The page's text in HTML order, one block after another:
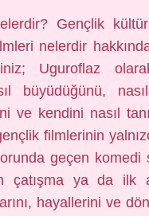
Gençlik
nelerdir
Uguroflaz
büyüdüğünü,
ve kendini nasıl
filmlerinin
geçen
çatışma ya da ilk
hayallerini ve